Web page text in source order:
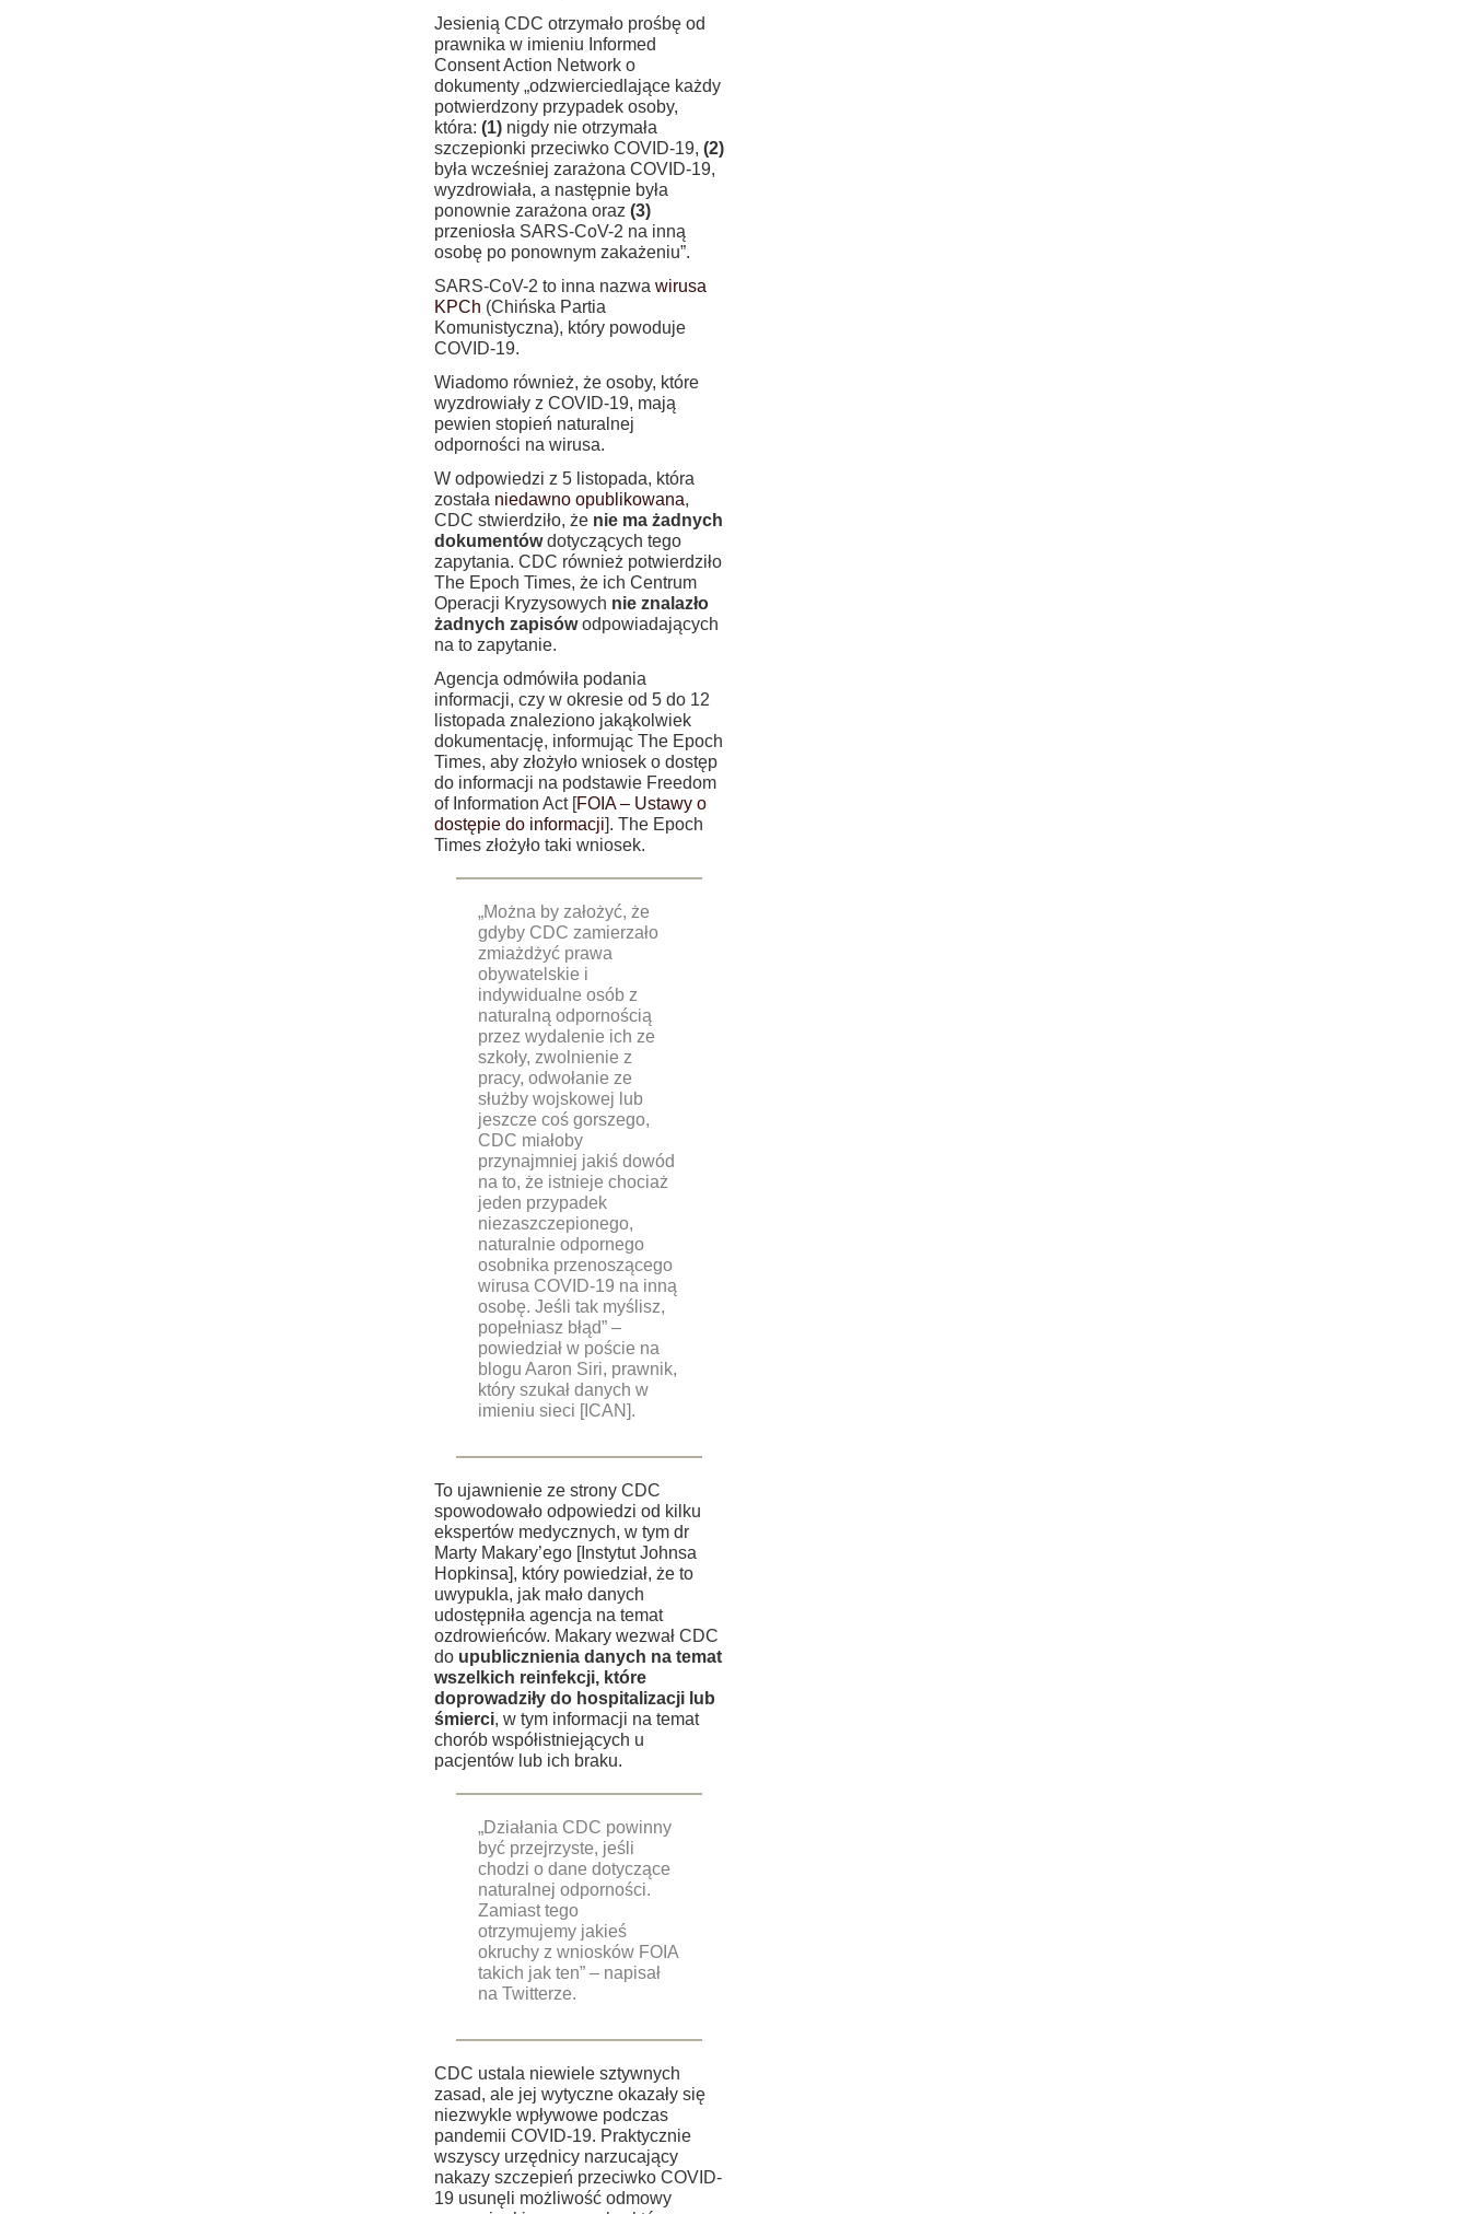
Jesienią CDC otrzymało prośbę od
prawnika w imieniu Informed
Consent Action Network o
dokumenty „odzwierciedlające każdy
potwierdzony przypadek osoby,
która: (1) nigdy nie otrzymała
szczepionki przeciwko COVID-19, (2)
była wcześniej zarażona COVID-19,
wyzdrowiała, a następnie była
ponownie zarażona oraz (3)
przeniosła SARS-CoV-2 na inną
osobę po ponownym zakażeniu”.
SARS-CoV-2 to inna nazwa wirusa
KPCh (Chińska Partia
Komunistyczna), który powoduje
COVID-19.
Wiadomo również, że osoby, które
wyzdrowiały z COVID-19, mają
pewien stopień naturalnej
odporności na wirusa.
W odpowiedzi z 5 listopada, która
została niedawno opublikowana,
CDC stwierdziło, że nie ma żadnych
dokumentówdotyczących tego
zapytania. CDC również potwierdziło
The Epoch Times, że ich Centrum
Operacji Kryzysowych nie znalazło
żadnych zapisówodpowiadających
na to zapytanie.
Agencja odmówiła podania
informacji, czy w okresie od 5 do 12
listopada znaleziono jakąkolwiek
dokumentację, informując The Epoch
Times, aby złożyło wniosek o dostęp
do informacji na podstawie Freedom
of Information Act [FOIA – Ustawy o
dostępie do informacji]. The Epoch
Times złożyło taki wniosek.
„Można by założyć, że
gdyby CDC zamierzało
zmiażdżyć prawa
obywatelskie i
indywidualne osób z
naturalną odpornością
przez wydalenie ich ze
szkoły, zwolnienie z
pracy, odwołanie ze
służby wojskowej lub
jeszcze coś gorszego,
CDC miałoby
przynajmniej jakiś dowód
na to, że istnieje chociaż
jeden przypadek
niezaszczepionego,
naturalnie odpornego
osobnika przenoszącego
wirusa COVID-19 na inną
osobę. Jeśli tak myślisz,
popełniasz błąd” –
powiedział w poście na
blogu Aaron Siri, prawnik,
który szukał danych w
imieniu sieci [ICAN].
To ujawnienie ze strony CDC
spowodowało odpowiedzi od kilku
ekspertów medycznych, w tym dr
Marty Makary’ego [Instytut Johnsa
Hopkinsa], który powiedział, że to
uwypukla, jak mało danych
udostępniła agencja na temat
ozdrowieńców. Makary wezwał CDC
do upublicznienia danych na temat
wszelkich reinfekcji, które
doprowadziły do ​​hospitalizacji lub
śmierci, w tym informacji na temat
chorób współistniejących u
pacjentów lub ich braku.
„Działania CDC powinny
być przejrzyste, jeśli
chodzi o dane dotyczące
naturalnej odporności.
Zamiast tego
otrzymujemy jakieś
okruchy z wniosków FOIA
takich jak ten” – napisał
na Twitterze.
CDC ustala niewiele sztywnych
zasad, ale jej wytyczne okazały się
niezwykle wpływowe podczas
pandemii COVID-19. Praktycznie
wszyscy urzędnicy narzucający
nakazy szczepień przeciwko COVID-
19 usunęli możliwość odmowy